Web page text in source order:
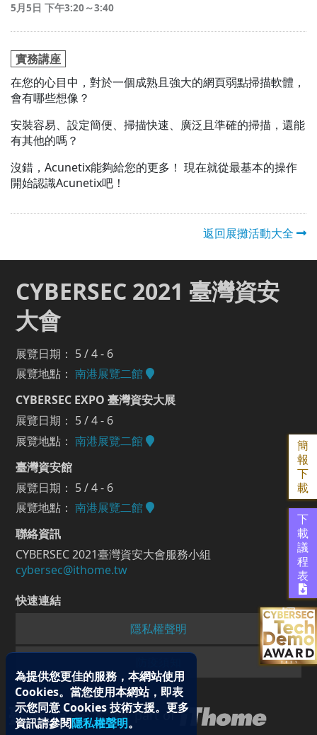
為提供您更佳的服務，本網站使用
Cookies。當您使用本網站，即表
示您同意 Cookies 技術支援。更多
資訊請參閱隱私權聲明。
5月5日 下午3:20～3:40
實務講座
在您的心目中，對於一個成熟且強大的網頁弱點掃描軟體，
會有哪些想像？
安裝容易、設定簡便、掃描快速、廣泛且準確的掃描，還能
有其他的嗎？
沒錯，Acunetix能夠給您的更多！ 現在就從最基本的操作
開始認識Acunetix吧！
返回展攤活動大全
下
載
議
程
表
簡
報
下
載
CYBERSEC 2021 臺灣資安
大會
展覽日期： 5 / 4 - 6
展覽地點： 南港展覽二館
CYBERSEC EXPO 臺灣資安大展
展覽日期： 5 / 4 - 6
展覽地點： 南港展覽二館
臺灣資安館
展覽日期： 5 / 4 - 6
展覽地點： 南港展覽二館
聯絡資訊
CYBERSEC 2021臺灣資安大會服務小組
cybersec@ithome.tw
快速連結
隱私權聲明
part of